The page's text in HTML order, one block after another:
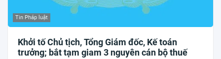
Tin Pháp luật
Khởi tố Chủ tịch, Tổng Giám đốc, Kế toán
trưởng; bắt tạm giam 3 nguyên cán bộ thuế